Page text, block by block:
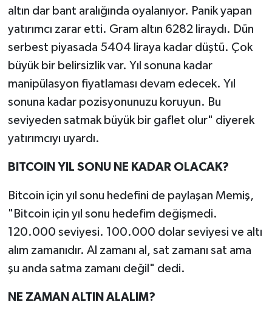
altın dar bant aralığında oyalanıyor. Panik yapan
yatırımcı zarar etti. Gram altın 6282 liraydı. Dün
serbest piyasada 5404 liraya kadar düştü. Çok
büyük bir belirsizlik var. Yıl sonuna kadar
manipülasyon fiyatlaması devam edecek. Yıl
sonuna kadar pozisyonunuzu koruyun. Bu
seviyeden satmak büyük bir gaflet olur" diyerek
yatırımcıyı uyardı.
BITCOIN YIL SONU NE KADAR OLACAK?
Bitcoin için yıl sonu hedefini de paylaşan Memiş,
"Bitcoin için yıl sonu hedefim değişmedi.
120.000 seviyesi. 100.000 dolar seviyesi ve altı
alım zamanıdır. Al zamanı al, sat zamanı sat ama
şu anda satma zamanı değil" dedi.
NE ZAMAN ALTIN ALALIM?